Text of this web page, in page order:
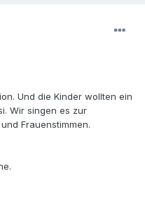
Und die Kinder wollten ein
Wir singen es zur
Frauenstimmen.